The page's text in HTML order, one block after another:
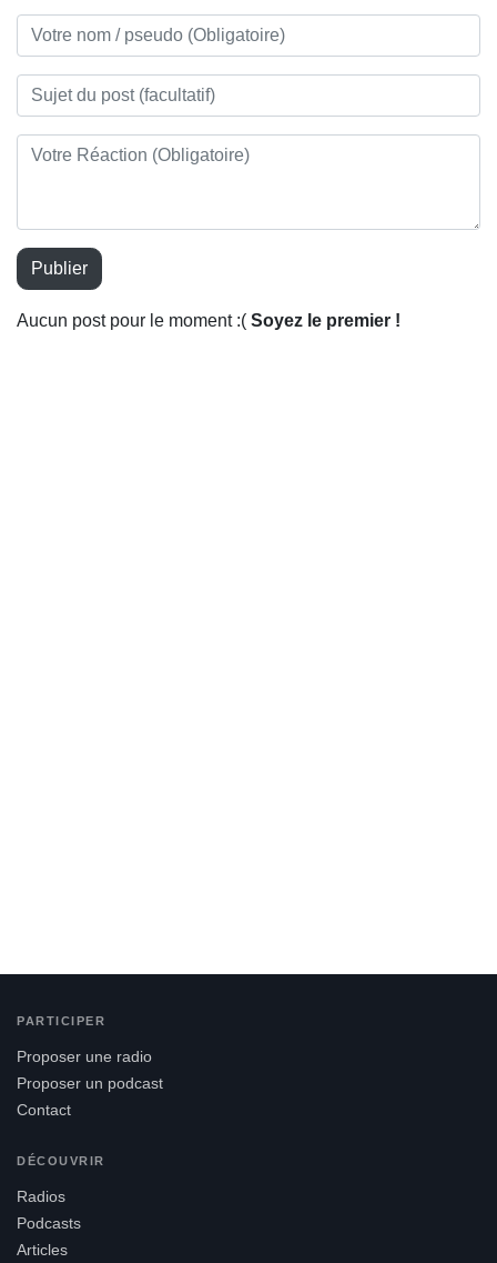
Publier
Aucun post pour le moment :( Soyez le premier !
PARTICIPER
Proposer une radio
Proposer un podcast
Contact
DÉCOUVRIR
Radios
Podcasts
Articles